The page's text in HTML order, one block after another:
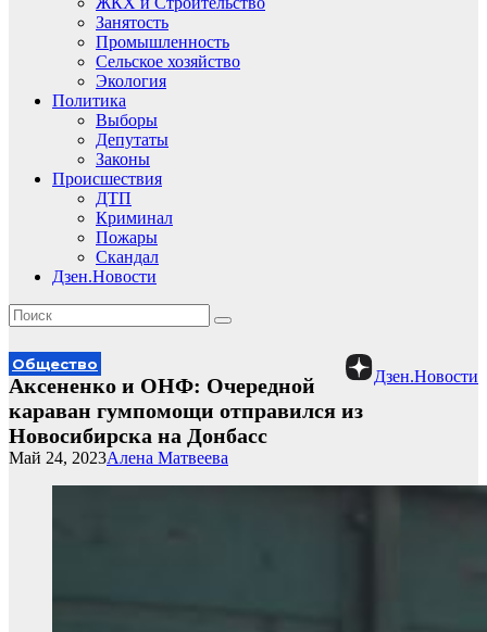
Занятость
Промышленность
Сельское хозяйство
Экология
Политика
Выборы
Депутаты
Законы
Происшествия
ДТП
Криминал
Пожары
Скандал
Дзен.Новости
Дзен.Новости
Общество
Аксененко и ОНФ: Очередной
караван гумпомощи отправился из
Новосибирска на Донбасс
Алена Матвеева
Май 24, 2023